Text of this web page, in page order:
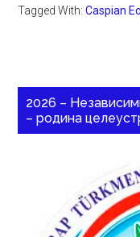
Tagged With:Caspian
2026 –
– родина